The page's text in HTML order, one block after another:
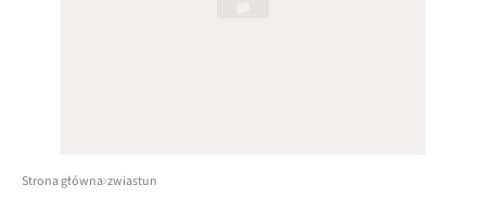
Strona główna zwiastun